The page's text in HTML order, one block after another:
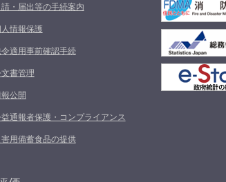
・届出等の手続案内
情報保護
適用事前確認手続
書管理
公開
通報者保護・コンプライアンス
害用備蓄食品の提供